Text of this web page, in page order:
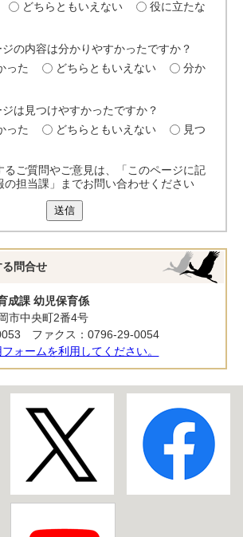
どちらともいえない
役に立たな
の内容は分かりやすかったですか？
った
どちらともいえない
分か
は見つけやすかったですか？
った
どちらともいえない
見つ
るご質問やご意見は、「このページに記
の担当課」までお問い合わせください
送信
問合せ
成課 幼児保育係
市中央町2番4号
ファクス：0796-29-0054
ォームを利用してください。